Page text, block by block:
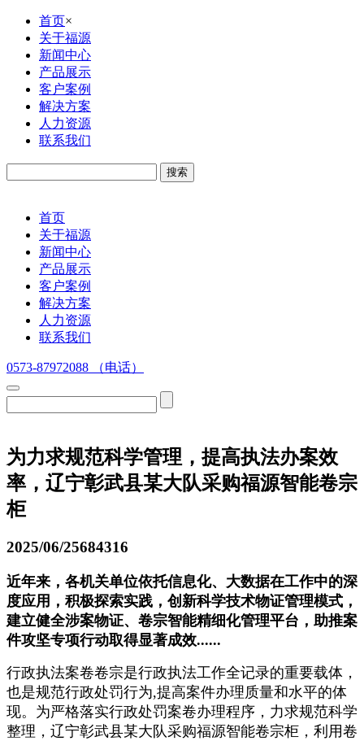
首页×
关于福源
新闻中心
产品展示
客户案例
解决方案
人力资源
联系我们
首页
关于福源
新闻中心
产品展示
客户案例
解决方案
人力资源
联系我们
0573-87972088 （电话）
为力求规范科学管理，提高执法办案效
率，辽宁彰武县某大队采购福源智能卷宗
柜
2025/06/25684316
近年来，各机关单位依托信息化、大数据在工作中的深
度应用，积极探索实践，创新科学技术物证管理模式，
建立健全涉案物证、卷宗智能精细化管理平台，助推案
件攻坚专项行动取得显著成效......
行政执法案卷卷宗是行政执法工作全记录的重要载体，
也是规范行政处罚行为,提高案件办理质量和水平的体
现。为严格落实行政处罚案卷办理程序，力求规范科学
整理，辽宁彰武县某大队采购福源智能卷宗柜，利用卷